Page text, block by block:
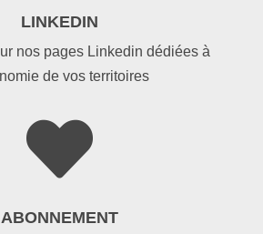
LINKEDIN
nos pages Linkedin dédiées à
de vos territoires

ABONNEMENT